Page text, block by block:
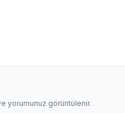
yorumunuz görüntülenir.